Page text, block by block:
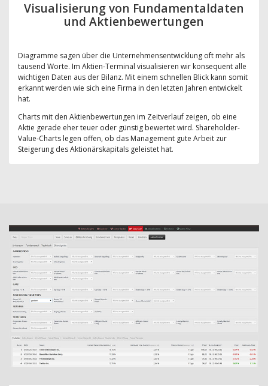
Visualisierung von Fundamentaldaten
und Aktienbewertungen
Diagramme sagen über die Unternehmensentwicklung oft mehr als
tausend Worte. Im Aktien-Terminal visualisieren wir konsequent alle
wichtigen Daten aus der Bilanz. Mit einem schnellen Blick kann somit
erkannt werden wie sich eine Firma in den letzten Jahren entwickelt
hat.
Charts mit den Aktienbewertungen im Zeitverlauf zeigen, ob eine
Aktie gerade eher teuer oder günstig bewertet wird. Shareholder-
Value-Charts legen offen, ob das Management gute Arbeit zur
Steigerung des Aktionärskapitals geleistet hat.